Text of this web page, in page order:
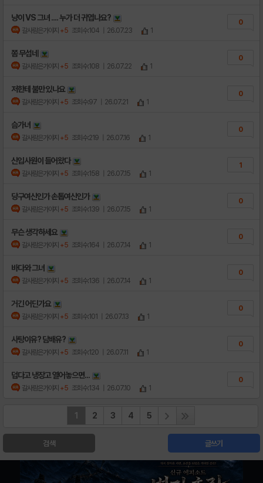
냥이 VS 그녀 .... 누가 더 귀엽나요?
갈사람은가야지 +5 조회수:104 | 26.07.23 1
0
쫌 무섭네
갈사람은가야지 +5 조회수:108 | 26.07.22 1
0
저한테 불만 있나요
갈사람은가야지 +5 조회수:97 | 26.07.21 1
0
슴가녀
갈사람은가야지 +5 조회수:219 | 26.07.16 1
0
신입사원이 들어왔다
갈사람은가야지 +5 조회수:158 | 26.07.15 1
1
당구여신인가 손톱여신인가
갈사람은가야지 +5 조회수:139 | 26.07.15 1
0
무슨 생각하세요
갈사람은가야지 +5 조회수:164 | 26.07.14 1
0
바다와 그녀
갈사람은가야지 +5 조회수:136 | 26.07.14 1
0
거긴 어딘가요
갈사람은가야지 +5 조회수:101 | 26.07.13 1
0
사탕이유? 담배유?
갈사람은가야지 +5 조회수:120 | 26.07.11 1
0
덥다고 냉장고 열어놓으면...
갈사람은가야지 +5 조회수:134 | 26.07.10 1
0
1 2 3 4 5
검색 글쓰기